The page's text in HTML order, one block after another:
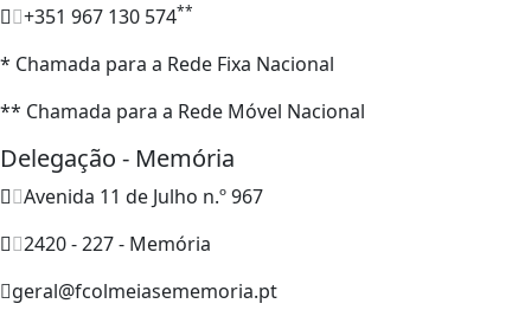
+351 967 130 574**
* Chamada para a Rede Fixa Nacional
** Chamada para a Rede Móvel Nacional
Delegação - Memória
Avenida 11 de Julho n.º 967
2420 - 227 - Memória
geral@fcolmeiasememoria.pt